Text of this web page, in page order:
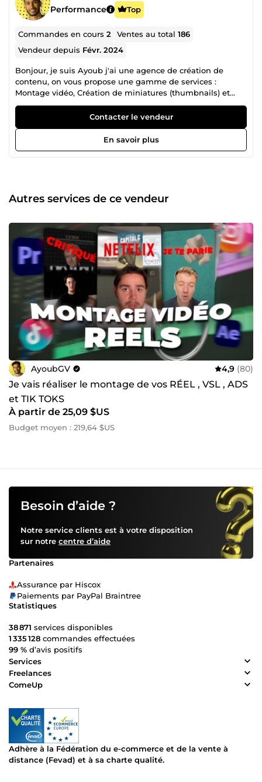
Performance Top
Commandes en cours2 Ventes au total186
Vendeur depuis Févr. 2024
Bonjour, je suis Ayoub j'ai une agence de création de
contenu, on vous propose une gamme de services :
Montage vidéo, Création de miniatures (thumbnails) et
Création de Scripts et Voix Off.
Contacter le vendeur
En savoir plus
Autres services de ce vendeur
AyoubGV 4,9 (80)
Je vais réaliser le montage de vos RÉEL , VSL , ADS
et TIK TOKS
À partir de 25,09 $US
Budget moyen : 219,64 $US
Besoin d’aide ?
Notre service clients est à votre disposition
sur notre centre d’aide
Partenaires
Assurance par Hiscox
Paiements par PayPal Braintree
Statistiques
38 871 services disponibles
1 335 128 commandes effectuées
99 % d’avis positifs
Services
Freelances
ComeUp
Adhère à la Fédération du e-commerce et de la vente à
distance (Fevad) et à sa charte qualité.